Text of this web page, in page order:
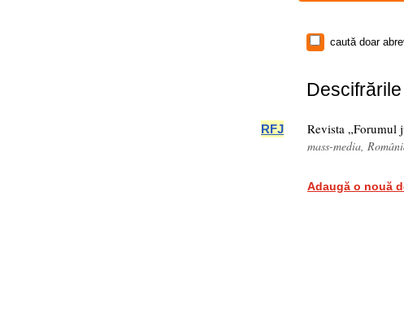
caută doar
RFJ Revista „Forumul
mass-media,
Adaugă o nouă